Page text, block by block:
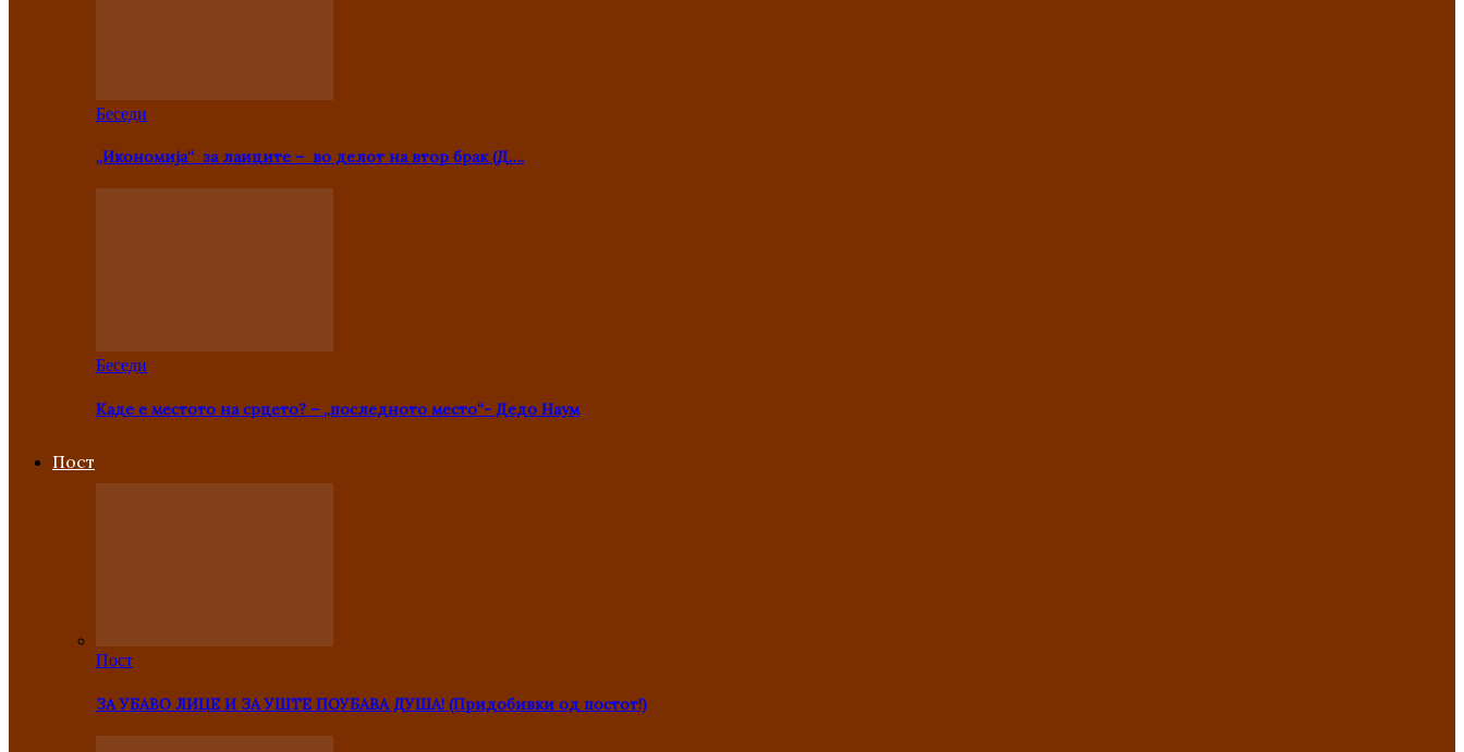
Беседи
„Икономија“ за лаиците – во делот на втор брак (Д….
Беседи
Каде е местото на срцето? – „последното место“- Дедо Наум
Пост
Пост
ЗА УБАВО ЛИЦЕ И ЗА УШТЕ ПОУБАВА ДУША! (Придобивки од постот!)